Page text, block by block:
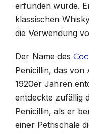
erfunden wurde.
klassischen
die Verwendung
Der Name des
Penicillin, das von
1920er Jahren
entdeckte zufällig
Penicillin, als er
einer Petrischale